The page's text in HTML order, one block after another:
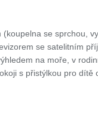
se sprchou,
se satelitním
na moře, v
s přistýlkou pro dítě